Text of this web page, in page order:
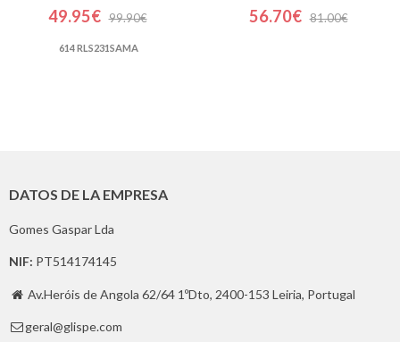
49.95€ 99.90€
614 RLS231SAMA
56.70€ 81.00€
DATOS DE LA EMPRESA
Gomes Gaspar Lda
NIF: PT514174145
 Av.Heróis de Angola 62/64 1ºDto, 2400-153 Leiria, Portugal
 geral@glispe.com